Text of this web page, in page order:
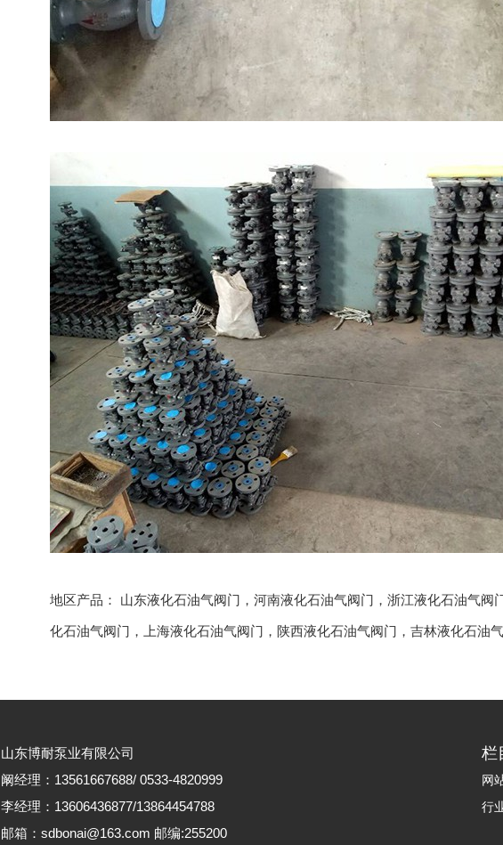
地区产品： 山东液化石油气阀门 ， 河南液化石油气阀门 ， 浙江液化石油气阀
化石油气阀门 ， 上海液化石油气阀门 ， 陕西液化石油气阀门 ， 吉林液化石油
山东博耐泵业有限公司
阚经理：13561667688/ 0533-4820999
李经理：13606436877/13864454788
邮箱：sdbonai@163.com 邮编:255200
栏
网
行